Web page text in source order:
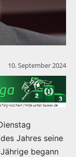
10. September 2024
Jahres seine
begann